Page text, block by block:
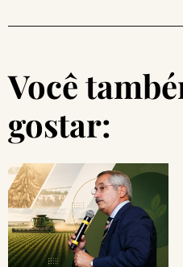
Você
gostar: